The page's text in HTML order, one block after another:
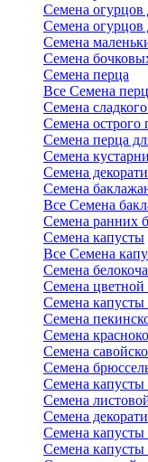
Семена огурцов
Семена огурцов
Семена
Семена
Семена перца
Все Семена
Семена
Семена острого
Семена перца
Семена
Семена
Семена
Все Семена
Семена ранних
Семена капусты
Все Семена
Семена
Семена цветной
Семена капусты
Семена
Семена
Семена
Семена
Семена капусты
Семена
Семена
Семена капусты
Семена капусты